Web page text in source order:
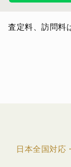
査定料、訪問料
日本全国対応